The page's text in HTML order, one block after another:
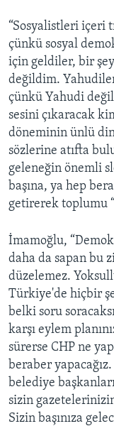
“Sosyalistleri içeri
çünkü sosyal
için geldiler, bir
değildim.
çünkü Yahudi
sesini çıkaracak
döneminin ünlü
sözlerine atıfta
geleneğin önemli
başına, ya hep
getirerek toplumu
İmamoğlu,
daha da sapan bu
düzelemez.
Türkiye'de hiçbir
belki soru
karşı eylem
sürerse CHP ne
beraber
belediye
sizin
Sizin başınıza